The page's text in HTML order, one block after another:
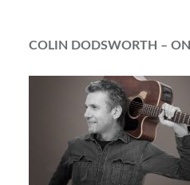
COLIN DODSWORTH –